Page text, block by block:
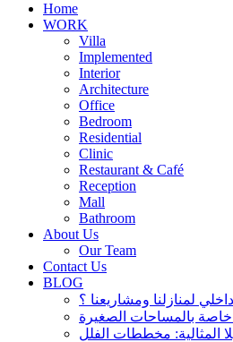
Home
WORK
Villa
Implemented
Interior
Architecture
Office
Bedroom
Residential
Clinic
Restaurant & Café
Reception
Mall
Bathroom
About Us
Our Team
Contact Us
BLOG
لمنازلنا ومشاريعنا ؟
المثالية: مخططات الفلل